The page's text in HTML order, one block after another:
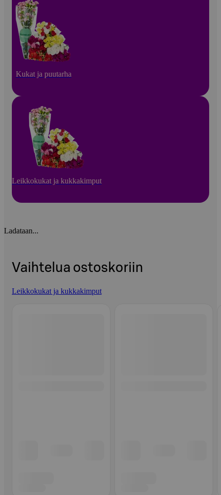
Kukat ja puutarha
Leikkokukat ja kukkakimput
Ladataan...
Vaihtelua ostoskoriin
Leikkokukat ja kukkakimput